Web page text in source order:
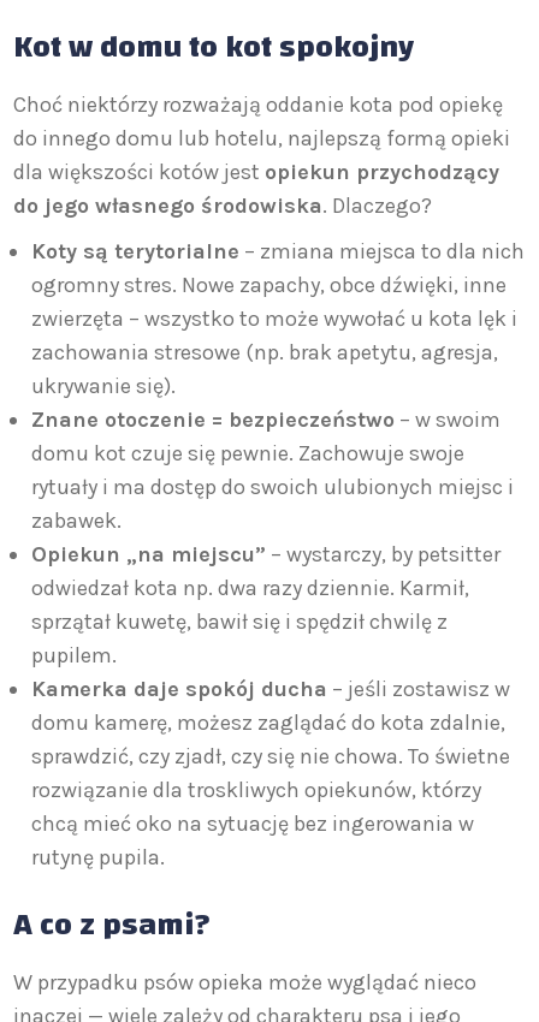
Kot w domu to kot spokojny
Choć niektórzy rozważają oddanie kota pod opiekę
do innego domu lub hotelu, najlepszą formą opieki
dla większości kotów jest opiekun przychodzący
do jego własnego środowiska. Dlaczego?
Koty są terytorialne – zmiana miejsca to dla nich
ogromny stres. Nowe zapachy, obce dźwięki, inne
zwierzęta – wszystko to może wywołać u kota lęk i
zachowania stresowe (np. brak apetytu, agresja,
ukrywanie się).
Znane otoczenie = bezpieczeństwo – w swoim
domu kot czuje się pewnie. Zachowuje swoje
rytuały i ma dostęp do swoich ulubionych miejsc i
zabawek.
Opiekun „na miejscu” – wystarczy, by petsitter
odwiedzał kota np. dwa razy dziennie. Karmił,
sprzątał kuwetę, bawił się i spędził chwilę z
pupilem.
Kamerka daje spokój ducha – jeśli zostawisz w
domu kamerę, możesz zaglądać do kota zdalnie,
sprawdzić, czy zjadł, czy się nie chowa. To świetne
rozwiązanie dla troskliwych opiekunów, którzy
chcą mieć oko na sytuację bez ingerowania w
rutynę pupila.
A co z psami?
W przypadku psów opieka może wyglądać nieco
inaczej — wiele zależy od charakteru psa i jego